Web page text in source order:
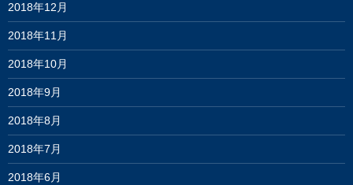
2018年12月
2018年11月
2018年10月
2018年9月
2018年8月
2018年7月
2018年6月